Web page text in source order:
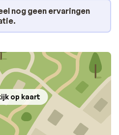
nog geen ervaringen
op kaart